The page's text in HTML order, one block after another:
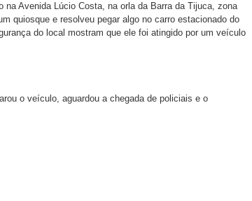
na Avenida Lúcio Costa, na orla da Barra da Tijuca, zona
quiosque e resolveu pegar algo no carro estacionado do
do local mostram que ele foi atingido por um veículo
o veículo, aguardou a chegada de policiais e o